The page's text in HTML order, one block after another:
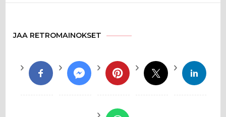
JAA RETROMAINOKSET